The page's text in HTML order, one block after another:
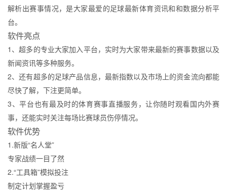
解析出赛事情况，是大家最爱的足球最新体育资讯和和数据分析平
台。
软件亮点
1、超多的专业大家加入平台，实时为大家带来最新的赛事数据以及
新闻资讯等多种服务。
2、还有超多的足球产品信息，最新指数以及市场上的资金流向都能
尽快了解，下注更简单。
3、平台也有最及时的体育赛事直播服务，让你随时观看国内外赛
事，还能实时关注每场比赛球员伤停情况。
软件优势
1.新版“名人堂”
专家战绩一目了然
2.“工具箱”模拟投注
制定计划掌握盈亏